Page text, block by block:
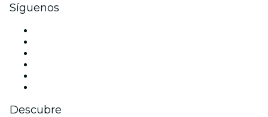
Síguenos
Descubre